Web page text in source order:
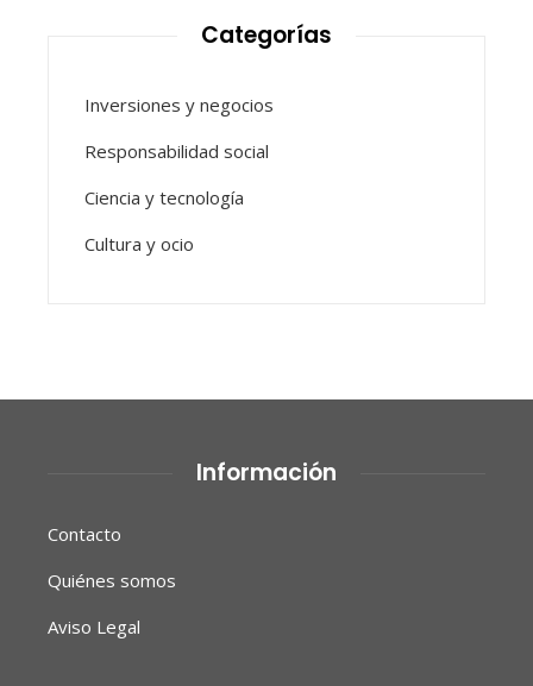
Categorías
Inversiones y negocios
Responsabilidad social
Ciencia y tecnología
Cultura y ocio
Información
Contacto
Quiénes somos
Aviso Legal